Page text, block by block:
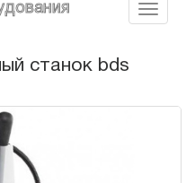
станок bds